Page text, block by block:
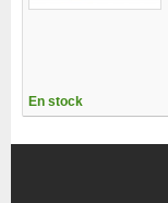
En stock